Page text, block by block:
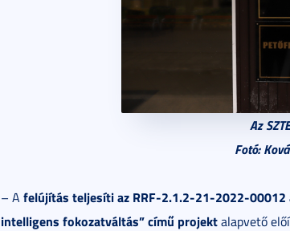
Az
Fotó:
– A felújítás teljesíti az RRF-2.1.2-21-2022-
intelligens fokozatváltás” című projektalapvető